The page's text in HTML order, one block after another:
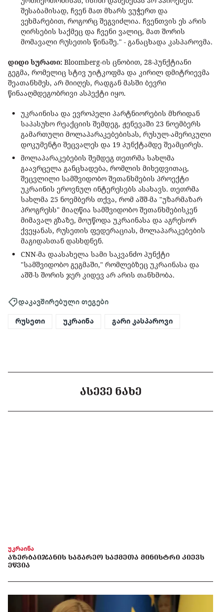
შესაბამისად, ჩვენ მათ მხარს ვუჭერთ და
ვეხმარებით, როგორც შეგვიძლია. ჩვენთვის ეს არის
ღირსების საქმეც და ჩვენი ვალიც, მათ შორის
მომავალი რუსეთის წინაშე." - განაცხადა კასპაროვმა.
დიდი სურათი: Bloomberg-ის ცნობით, 28-პუნქტიანი
გეგმა, რომელიც სტივ უიტკოფმა და კირილ დმიტრიევმა
შეათანხმეს, არ მიიღეს, რადგან მასში ბევრი
წინააღმდეგობრივი ასპექტი იყო.
უკრაინისა და ევროპელი პარტნიორების მხრიდან
საპასუხო რეაქციის შემდეგ, ჟენევაში 23 ნოემბერს
გამართული მოლაპარაკებებისას, რუსულ-ამერიკული
დოკუმენტი შეცვალეს და 19 პუნქტამდე შეამცირეს.
მოლაპარაკებების შემდეგ თეთრმა სახლმა
გაავრცელა განცხადება, რომლის მიხედვითაც,
შეცვლილი სამშვიდობო შეთანხმების პროექტი
უკრაინის ეროვნულ ინტერესებს ასახავს. თეთრმა
სახლმა 25 ნოემბერს თქვა, რომ აშშ-მა "უზარმაზარ
პროგრესს" მიაღწია სამშვიდობო შეთანხმებისკენ
მიმავალ გზაზე, მოუწოდა უკრაინასა და აგრესორ
ქვეყანას, რუსეთის ფედერაციას, მოლაპარაკებების
მაგიდასთან დასხდნენ.
CNN-მა დაასახელა სამი საკვანძო პუნქტი
"სამშვიდობო გეგმაში," რომლებზეც უკრაინასა და
აშშ-ს შორის ჯერ კიდევ არ არის თანხმობა.
დაკავშირებული თეგები
რუსეთი უკრაინა გარი კასპაროვი
ᲐᲡᲔᲕᲔ ᲜᲐᲮᲔ
უკრაინა
ᲐᲖᲔᲠᲑᲐᲘᲯᲐᲜᲘᲡ ᲡᲐᲒᲐᲠᲔᲝ ᲡᲐᲥᲛᲔᲗᲐ ᲛᲘᲜᲘᲡᲢᲠᲘ ᲙᲘᲔᲕᲡ
ᲔᲬᲕᲘᲐ